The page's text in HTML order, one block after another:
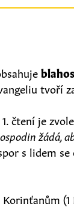
tvoří
čtení je
žádá,
s lidem se
(1